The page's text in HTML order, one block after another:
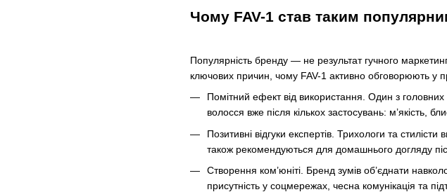
Чому FAV-1 став таким
Популярність бренду — не результат гучного
ключових причин, чому FAV-1 активно обговорюють у
Помітний ефект від використання. Один з
волосся вже після кількох застосувань: м’якість,
Позитивні відгуки експертів. Трихологи та
також рекомендуються для домашнього догляду
Створення ком’юніті. Бренд зумів об’єднати
присутність у соцмережах, чесна комунікація та